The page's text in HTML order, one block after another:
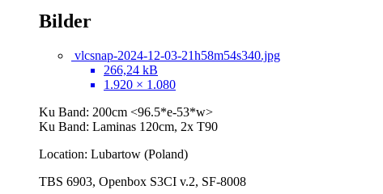
Bilder
vlcsnap-2024-12-03-21h58m54s340.jpg
266,24 kB
1.920 × 1.080
Ku Band: 200cm <96.5*e-53*w>
Ku Band: Laminas 120cm, 2x T90
Location: Lubartow (Poland)
TBS 6903, Openbox S3CI v.2, SF-8008